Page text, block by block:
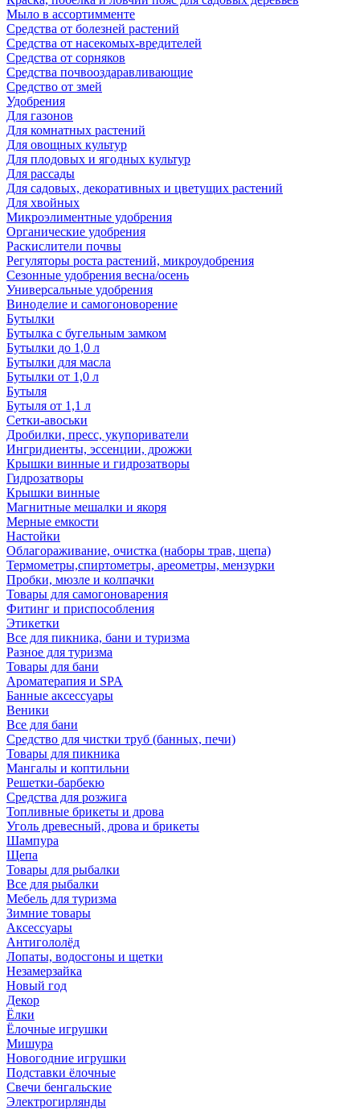
Мыло в ассортимменте
Средства от болезней растений
Средства от насекомых-вредителей
Средства от сорняков
Средства почвооздаравливающие
Средство от змей
Удобрения
Для газонов
Для комнатных растений
Для овощных культур
Для плодовых и ягодных культур
Для рассады
Для садовых, декоративных и цветущих растений
Для хвойных
Микроэлиментные удобрения
Органические удобрения
Раскислители почвы
Регуляторы роста растений, микроудобрения
Сезонные удобрения весна/осень
Универсальные удобрения
Виноделие и самогоноворение
Бутылки
Бутылка с бугельным замком
Бутылки до 1,0 л
Бутылки для масла
Бутылки от 1,0 л
Бутыля
Бутыля от 1,1 л
Сетки-авоськи
Дробилки, пресс, укупориватели
Ингридиенты, эссенции, дрожжи
Крышки винные и гидрозатворы
Гидрозатворы
Крышки винные
Магнитные мешалки и якоря
Мерные емкости
Настойки
Облагораживание, очистка (наборы трав, щепа)
Термометры,спиртометры, ареометры, мензурки
Пробки, мюзле и колпачки
Товары для самогоноварения
Фитинг и приспособления
Этикетки
Все для пикника, бани и туризма
Разное для туризма
Товары для бани
Ароматерапия и SPA
Банные аксессуары
Веники
Все для бани
Средство для чистки труб (банных, печи)
Товары для пикника
Мангалы и коптильни
Решетки-барбекю
Средства для розжига
Топливные брикеты и дрова
Уголь древесный, дрова и брикеты
Шампура
Щепа
Товары для рыбалки
Все для рыбалки
Мебель для туризма
Зимние товары
Аксессуары
Антигололёд
Лопаты, водосгоны и щетки
Незамерзайка
Новый год
Декор
Ёлки
Ёлочные игрушки
Мишура
Новогодние игрушки
Подставки ёлочные
Свечи бенгальские
Электрогирлянды